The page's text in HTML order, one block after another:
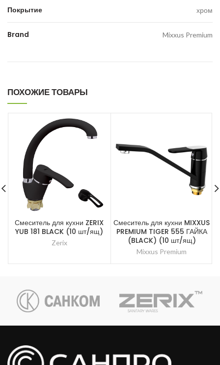
Покрытие хром
Brand Mixxus Premium
ПОХОЖИЕ ТОВАРЫ
Смеситель для кухни ZERIX
YUB 181 BLACK (10 шт/ящ)
Zerix
Смеситель для кухни MIXXUS
PREMIUM TIGER 555 ГАЙКА
(BLACK) (10 шт/ящ)
Mixxus Premium